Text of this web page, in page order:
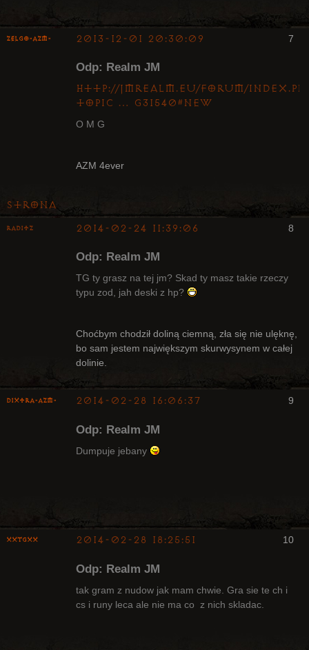
7
ZelgO-AZM- 2013-12-01 20:30:09
Odp: Realm JM
http://jmrealm.eu/forum/
topic … g31540#new
O M G
AZM 4ever
Strona
8
Raditz 2014-02-24 11:39:06
Odp: Realm JM
TG ty grasz na tej jm? Skad ty masz takie rzeczy
typu zod, jah deski z hp?
Choćbym chodził doliną ciemną, zła się nie ulęknę,
bo sam jestem największym skurwysynem w całej
dolinie.
9
Dixtra-AZM- 2014-02-28 16:06:37
Odp: Realm JM
Dumpuje jebany
10
XxTGxX 2014-02-28 18:25:51
Odp: Realm JM
tak gram z nudow jak mam chwie. Gra sie te ch i
cs i runy leca ale nie ma co z nich skladac.